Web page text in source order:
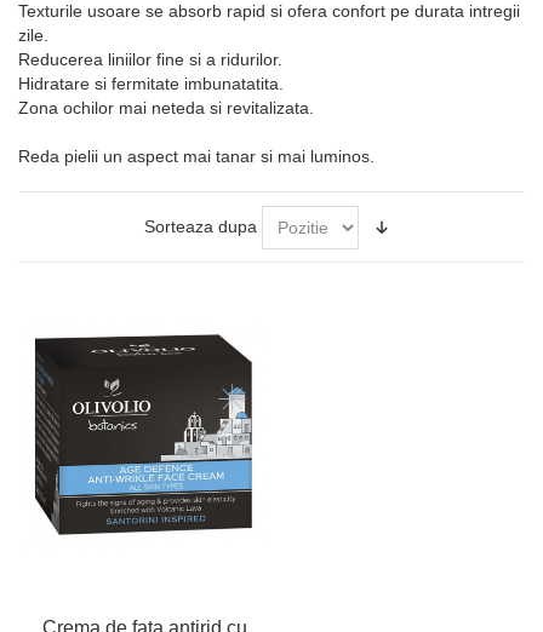
Texturile usoare se absorb rapid si ofera confort pe durata intregii
zile.
Reducerea liniilor fine si a ridurilor.
Hidratare si fermitate imbunatatita.
Zona ochilor mai neteda si revitalizata.
Reda pielii un aspect mai tanar si mai luminos.
Sorteaza dupa
Crema de fata antirid cu